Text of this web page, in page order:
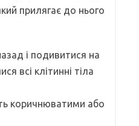
прилягає до нього
і подивитися на
всі клітинні тіла
коричнюватими або